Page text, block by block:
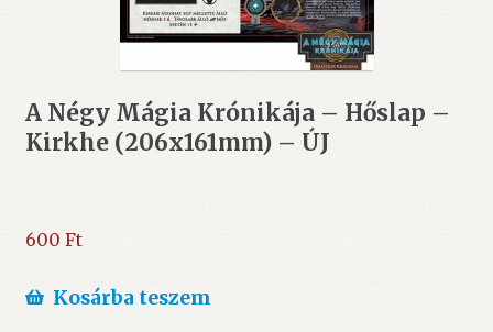
A Négy Mágia Krónikája – Hőslap –
Kirkhe (206x161mm) – ÚJ
600 Ft
Kosárba teszem